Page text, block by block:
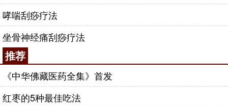
哮喘刮痧疗法
坐骨神经痛刮痧疗法
推荐
《中华佛藏医药全集》首发
红枣的5种最佳吃法